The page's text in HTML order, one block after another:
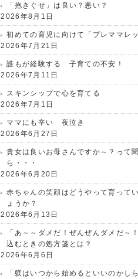
「抱きぐせ」は良い？悪い？
2026年8月1日
初めての育児に向けて「プレママレッ
2026年7月21日
誰もが経験する 子育ての不安！
2026年7月11日
スキンシップで心を育てる
2026年7月1日
ママにも辛い 夜泣き
2026年6月27日
貴女は良いお母さんですか～？って
ら・・・
2026年6月20日
赤ちゃんの笑顔はどうやって育って
ょうか？
2026年6月13日
「あ～～ダメだ！ぜんぜんダメだ～
込むときの処方箋とは？
2026年6月6日
「躾はいつから始めるといいのかしら